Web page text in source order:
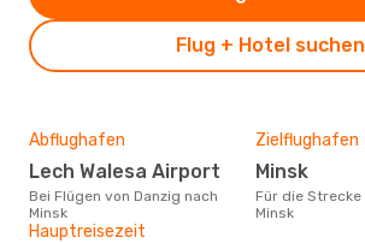
Flug + Hotel suchen
Abflughafen
Lech Walesa Airport
Bei Flügen von Danzig nach
Minsk
Zielflughafen
Minsk
Für die Strecke von Danzig nach
Minsk
Hauptreisezeit